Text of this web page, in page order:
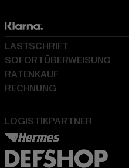
LOGISTIKPARTNER
LASTSCHRIFT
SOFORTÜBERWEISUNG
RATENKAUF
RECHNUNG